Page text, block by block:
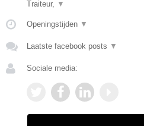
Traiteur,
▼
Openingstijden ▼
Laatste facebook posts ▼
Sociale media: